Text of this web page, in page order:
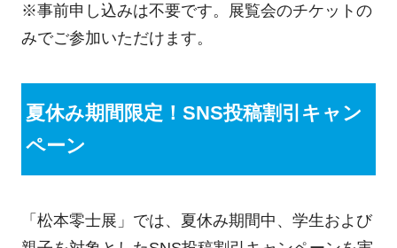
※事前申し込みは不要です。展覧会のチケットの
みでご参加いただけます。
夏休み期間限定！SNS投稿割引キャン
ペーン
「松本零士展」では、夏休み期間中、学生および